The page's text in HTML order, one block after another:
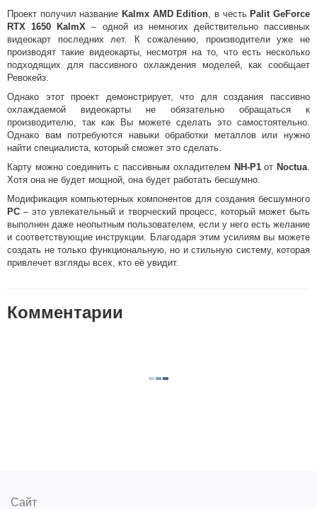
Проект получил название Kalmx AMD Edition, в честь Palit GeForce
RTX 1650 KalmX – одной из немногих действительно пассивных
видеокарт последних лет. К сожалению, производители уже не
производят такие видеокарты, несмотря на то, что есть несколько
подходящих для пассивного охлаждения моделей, как сообщает
Ревокейз.
Однако этот проект демонстрирует, что для создания пассивно
охлаждаемой видеокарты не обязательно обращаться к
производителю, так как Вы можете сделать это самостоятельно.
Однако вам потребуются навыки обработки металлов или нужно
найти специалиста, который сможет это сделать.
Карту можно соединить с пассивным охладителем NH-P1от Noctua.
Хотя она не будет мощной, она будет работать бесшумно.
Модификация компьютерных компонентов для создания бесшумного
PC – это увлекательный и творческий процесс, который может быть
выполнен даже неопытным пользователем, если у него есть желание
и соответствующие инструкции. Благодаря этим усилиям вы можете
создать не только функциональную, но и стильную систему, которая
привлечет взгляды всех, кто её увидит.
Комментарии
Сайт